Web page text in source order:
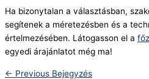
Ha bizonytalan a választásban,
segítenek a méretezésben és a
értelmezésében. Látogasson el a
egyedi árajánlatot még ma!
← Previous Bejegyzés